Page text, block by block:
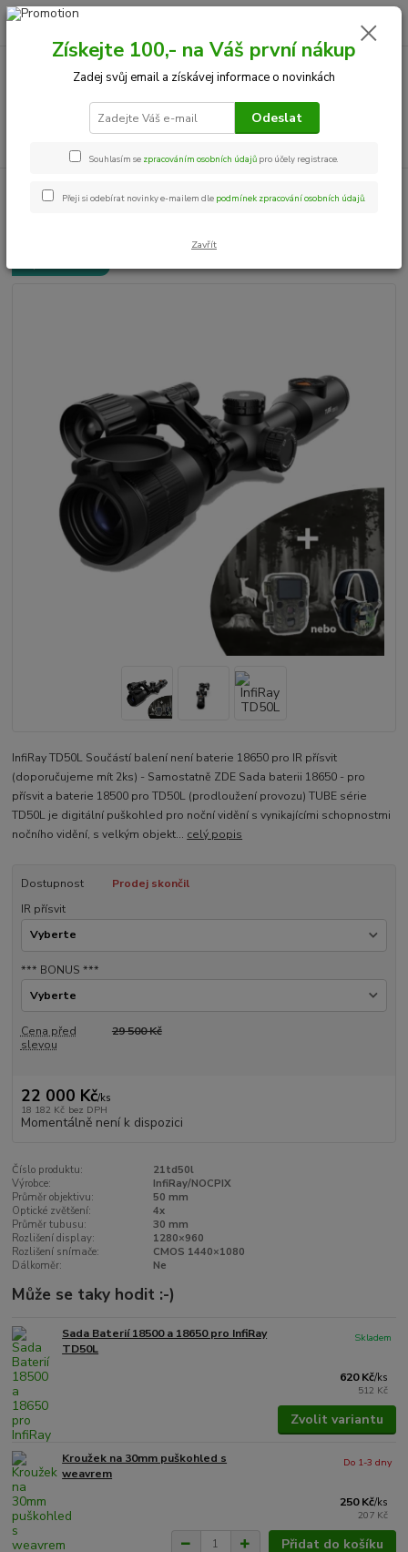
+420 534 534 863
0,00 Kč
InfiRay TD50L Součástí balení není baterie 18650 pro IR přísvit
(doporučujeme mít 2ks) - Samostatně ZDE Sada baterii 18650 - pro
přísvit a baterie 18500 pro TD50L (prodloužení provozu) TUBE série
TD50L je digitální puškohled pro noční vidění s vynikajícími schopnostmi
nočního vidění, s velkým objekt... celý popis
Dostupnost
Prodej skončil
IR přísvit
*** BONUS ***
Cena před
slevou
29 500 Kč
22 000 Kč/ks
18 182 Kč bez DPH
Momentálně není k dispozici
Číslo produktu:
21td50l
Výrobce:
InfiRay/NOCPIX
Průměr objektivu:
50 mm
Optické zvětšení:
4x
Průměr tubusu:
30 mm
Rozlišení display:
1280×960
Rozlišení snímače:
CMOS 1440×1080
Dálkoměr:
Ne
Může se taky hodit :-)
Sada Baterií 18500 a 18650 pro InfiRay
TD50L
620 Kč/ks
512 Kč
Skladem
Zvolit variantu
Kroužek na 30mm puškohled s
weavrem
250 Kč/ks
207 Kč
Do 1-3 dny
Přidat do košíku
Získejte 100,- na Váš první nákup
Zadej svůj email a získávej informace o novinkách
Odeslat
Souhlasím se zpracováním osobních údajů pro účely registrace.
Přeji si odebírat novinky e-mailem dle podmínek zpracování osobních údajů.
Zavřít